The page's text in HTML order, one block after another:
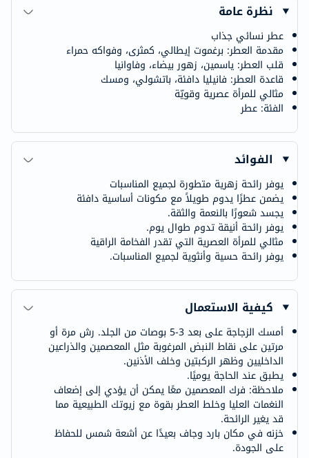
نظرة عامة
عطر نسائي جذاب
مقدمة العطر: برغموت إيطالي، كمثرى، وفواكه حمراء
قلب العطر: ياسمين، زهور بيضاء، وفاوانيا
قاعدة العطر: فانيليا دافئة، باتشولي، ومسك
مثالي للمرأة عصرية وقويّة
الفئة: عطر
الفوائد
يوفر رائحة زهرية متطورة لجميع المناسبات
يضمن عطرًا يدوم طويلاً مع مكونات أساسية دافئة
يجسد شعورًا بالنعمة والثقة.
يوفر رائحة أنيقة تدوم طوال يوم.
مثالي للمرأة العصرية التي تقدر الفخامة الراقية
يوفر رائحة حسية وأنثوية لجميع المناسبات.
كيفية الاستعمال
أمسك الزجاجة على بعد 3-5 بوصات من الجلد. رش مرة أو
مرتين على نقاط النبض المرغوبة مثل المعصمين والذراعين
الداخليين وظهر الركبتين وخلف الأذنين.
يطبق عند الحاجة يوميًا.
ملاحظة: فرك المعصمين معًا يمكن أن يؤدي إلى إضعاف
النغمات العليا وخلط العطر بقوة مع زيوتك الطبيعية مما
قد يغير الرائحة.
خزنه في مكان بارد وجاف بعيدًا عن أشعة شمس للحفاظ
على الجودة.